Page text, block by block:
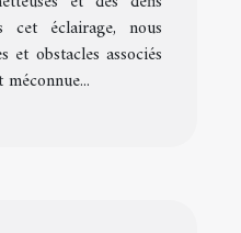
cet éclairage, nous
et obstacles associés